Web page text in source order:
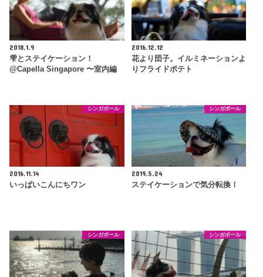
2018.1.9
雫とステイケーション！
@Capella Singapore 〜室内編
2016.12.12
花より団子。イルミネーションよ
りフライドポテト
シンガポール
2016.11.14
いっぱいこんにちワン
シンガポール
2019.5.24
ステイケーションで気分転換！
シンガポール シンガポール